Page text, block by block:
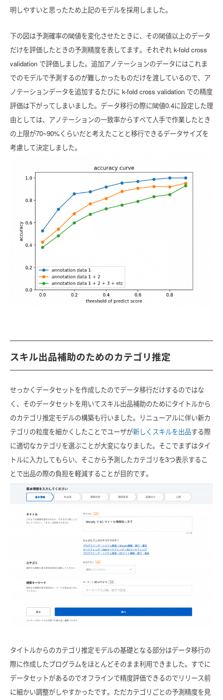
明しやすいと思ったため上記のモデルを採用しました。
下の図は予測確率の閾値を変化させたときに、その閾値以上のデータ
だけを評価したときの予測精度を表してます。それぞれ k-fold cross
validation で評価しました。追加アノテーションのデータにはこれま
でのモデルで予測するのが難しかったものだけを渡しているので、ア
ノテーションデータを追加するたびに k-fold cross validation での精度
評価は下がってしまいました。データ移行の際に閾値0.4に設定した理
由としては、アノテーションの一致率からすべて人手で作業したとき
の上限が70~90%くらいだと考えたことと移行できるデータサイズを
考慮して決定しました。
スキル出品補助のためのカテゴリ推定
せっかくデータセットを作成したのでデータ移行だけするのではな
く、そのデータセットを用いてスキル出品補助のためにタイトルから
のカテゴリ推定モデルの構築も行いました。リニューアルに伴い新カ
テゴリの粒度を細かくしたことでユーザが新しくスキルを出品する際
に適切なカテゴリを選ぶことが大変になりました。そこでまずはタイ
トルに入力してもらい、そこから予測したカテゴリを3つ表示するこ
とで出品の際の負担を軽減することが目的です。
タイトルからのカテゴリ推定モデルの基礎となる部分はデータ移行の
際に作成したプログラムをほとんどそのまま利用できました。すでに
データセットがあるのでオフラインで精度評価できるのでリリース前
に細かい調整がしやすかったです。ただカテゴリごとの予測精度を見